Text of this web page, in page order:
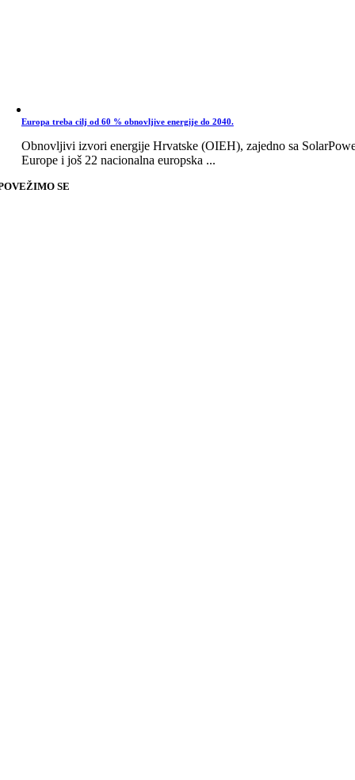
Europa treba cilj od 60 % obnovljive energije do 2040.
Obnovljivi izvori energije Hrvatske (OIEH), zajedno sa
Europe i još 22 nacionalna europska ...
SE